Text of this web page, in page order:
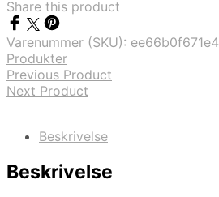
kr. 5.499,00.
Share this product
Varenummer (SKU): ee66b0f671e4
Produkter
Previous Product
Next Product
Beskrivelse
Beskrivelse